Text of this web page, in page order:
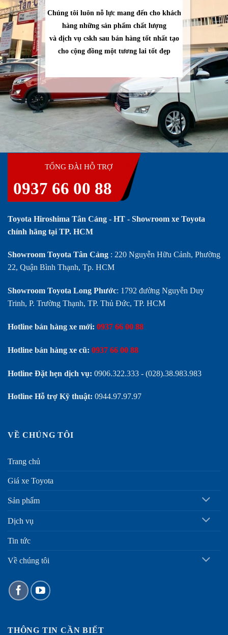
Chúng tôi luôn nỗ lực mang đến cho khách
hàng những sản phẩm chất lượng
và dịch vụ cskh sau bán hàng tốt nhất tạo
cho cộng đồng một tương lai tốt đẹp
TỔNG ĐÀI HỖ TRỢ
0937 66 00 88
Toyota Hiroshima Tân Cảng - HT - Showroom xe Toyota
chính hãng tại TP. HCM
Showroom Toyota Tân Cảng : 220 Nguyễn Hữu Cảnh, Phường
22, Quận Bình Thạnh, Tp. HCM
Showroom Toyota Long Phước: 1792 đường Nguyễn Duy
Trinh, P. Trường Thạnh, TP. Thủ Đức, TP. HCM
Hotline bán hàng xe mới: 0937 66 00 88
Hotline bán hàng xe cũ: 0937 66 00 88
Hotline Đặt hẹn dịch vụ: 0906.322.333 - (028).38.983.983
Hotline Hỗ trợ Kỹ thuật: 0944.97.97.97
VỀ CHÚNG TÔI
Trang chủ
Giá xe Toyota
Sản phẩm
Dịch vụ
Tin tức
Về chúng tôi
THÔNG TIN CẦN BIẾT